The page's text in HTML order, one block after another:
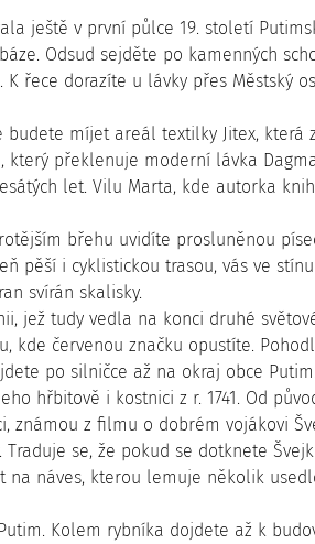
ještě v první půlce 19. století
Odsud sejděte po kamenných
řece dorazíte u lávky přes Městský
míjet areál textilky Jitex,
překlenuje moderní lávka
let. Vilu Marta, kde autorka
břehu uvidíte prosluněnou
pěší i cyklistickou trasou, vás ve
svírán skalisky.
jež tudy vedla na konci druhé
kde červenou značku opustíte.
po silničce až na okraj obce Putim.
hřbitově i kostnici z r. 1741. Od
známou z filmu o dobrém vojákovi
se, že pokud se dotknete
náves, kterou lemuje několik
Kolem rybníka dojdete až k